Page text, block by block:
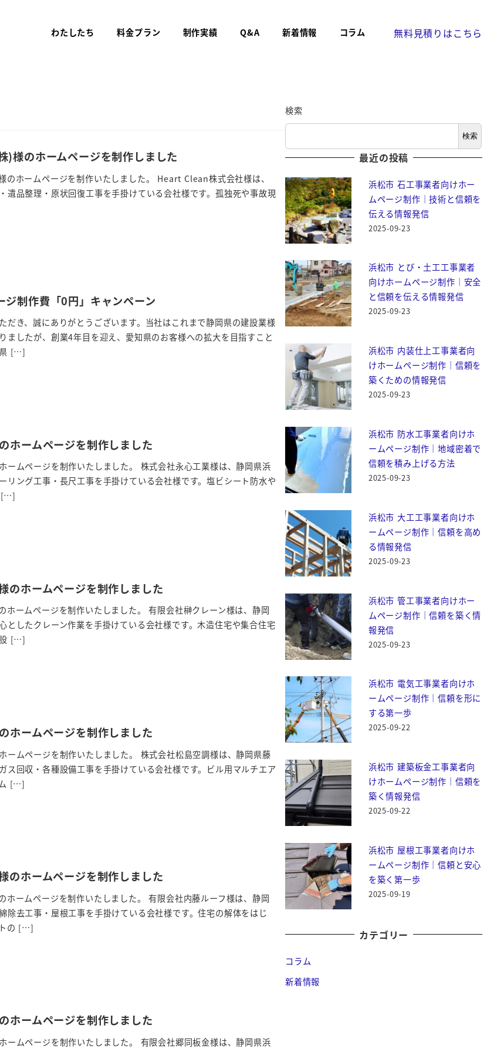
わたしたち 料金プラン 制作実績 Q&A 新着情報 コラム 無料見積りはこちら
様のホームページを制作しました
ホームページを制作いたしました。 Heart Clean株式会社様は、
遺品整理・原状回復工事を手掛けている会社様です。孤独死や事故現
ジ制作費「0円」キャンペーン
だき、誠にありがとうございます。当社はこれまで静岡県の建設業様
ましたが、創業4年目を迎え、愛知県のお客様への拡大を目指すこと
県 […]
ホームページを制作しました
ームページを制作いたしました。 株式会社永心工業様は、静岡県浜
リング工事・長尺工事を手掛けている会社様です。塩ビシート防水や
[…]
のホームページを制作しました
ホームページを制作いたしました。 有限会社榊クレーン様は、静岡
としたクレーン作業を手掛けている会社様です。木造住宅や集合住宅
設 […]
ホームページを制作しました
ームページを制作いたしました。 株式会社松島空調様は、静岡県藤
ス回収・各種設備工事を手掛けている会社様です。ビル用マルチエア
ム […]
のホームページを制作しました
ホームページを制作いたしました。 有限会社内藤ルーフ様は、静岡
除去工事・屋根工事を手掛けている会社様です。住宅の解体をはじ
トの […]
ホームページを制作しました
ームページを制作いたしました。 有限会社郷同板金様は、静岡県浜
検索
検索
最近の投稿
浜松市 石工事業者向けホー
ムページ制作｜技術と信頼を
伝える情報発信
2025-09-23
浜松市 とび・土工工事業者
向けホームページ制作｜安全
と信頼を伝える情報発信
2025-09-23
浜松市 内装仕上工事業者向
けホームページ制作｜信頼を
築くための情報発信
2025-09-23
浜松市 防水工事業者向けホ
ームページ制作｜地域密着で
信頼を積み上げる方法
2025-09-23
浜松市 大工工事業者向けホ
ームページ制作｜信頼を高め
る情報発信
2025-09-23
浜松市 管工事業者向けホー
ムページ制作｜信頼を築く情
報発信
2025-09-23
浜松市 電気工事業者向けホ
ームページ制作｜信頼を形に
する第一歩
2025-09-22
浜松市 建築板金工事業者向
けホームページ制作｜信頼を
築く情報発信
2025-09-22
浜松市 屋根工事業者向けホ
ームページ制作｜信頼と安心
を築く第一歩
2025-09-19
カテゴリー
コラム
新着情報